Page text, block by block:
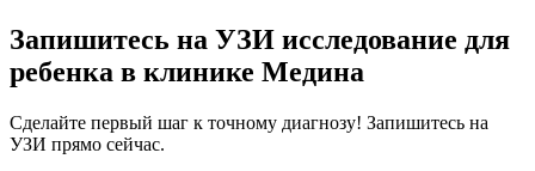
Запишитесь на УЗИ исследование для
ребенка в клинике Медина
Сделайте первый шаг к точному диагнозу! Запишитесь на
УЗИ прямо сейчас.